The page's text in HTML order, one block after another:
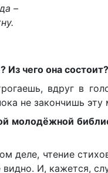
–
чего она состоит?
вдруг в
не закончишь эту
молодёжной
деле, чтение
И, кажется,